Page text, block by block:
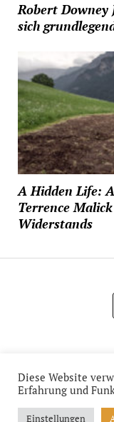
Robert Downey
sich
A Hidden Life:
Terrence
Widerstands
Diese Website
Erfahrung und
Einstellungen